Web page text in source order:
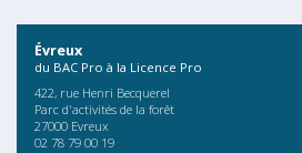
Évreux
du BAC Pro à la Licence Pro
422, rue Henri Becquerel
Parc d'activités de la forêt
27000 Evreux
02 78 79 00 19